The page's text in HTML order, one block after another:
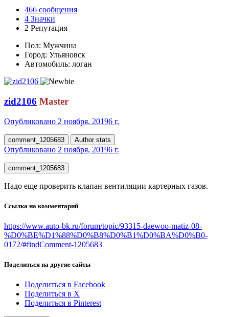
466 сообщения
4 Значки
2 Репутация
Пол: Мужчина
Город: Ульяновск
Автомобиль: логан
zid2106 Master
Опубликовано 2 ноября, 20196 г.
comment_1205683 Author stats
Опубликовано 2 ноября, 20196 г.
comment_1205683
Надо еще проверить клапан вентиляции картерных газов.
Ссылка на комментарий
https://www.auto-bk.ru/forum/topic/93315-daewoo-matiz-08-
%D0%BE%D1%88%D0%B8%D0%B1%D0%BA%D0%B0-
0172/#findComment-1205683
Поделиться на другие сайты
Поделиться в Facebook
Поделиться в X
Поделиться в Pinterest